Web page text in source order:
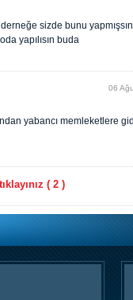
sizde bunu
yapılısın buda
06
yabancı memleketlere
( 2 )